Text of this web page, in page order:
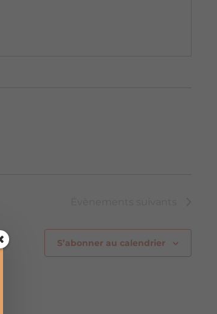
S’abonner au calendrier